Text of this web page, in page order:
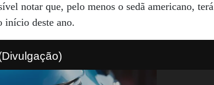
notar que, pelo menos o sedã americano, terá
início deste ano.